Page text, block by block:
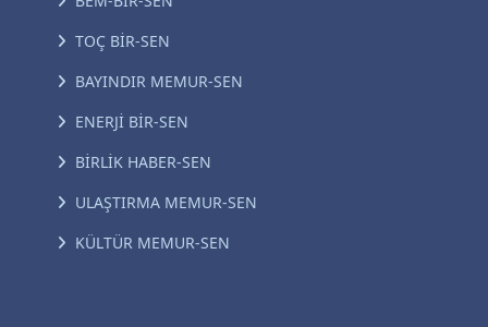
TOÇ BİR-SEN
BAYINDIR MEMUR-SEN
ENERJİ BİR-SEN
BİRLİK HABER-SEN
ULAŞTIRMA MEMUR-SEN
KÜLTÜR MEMUR-SEN